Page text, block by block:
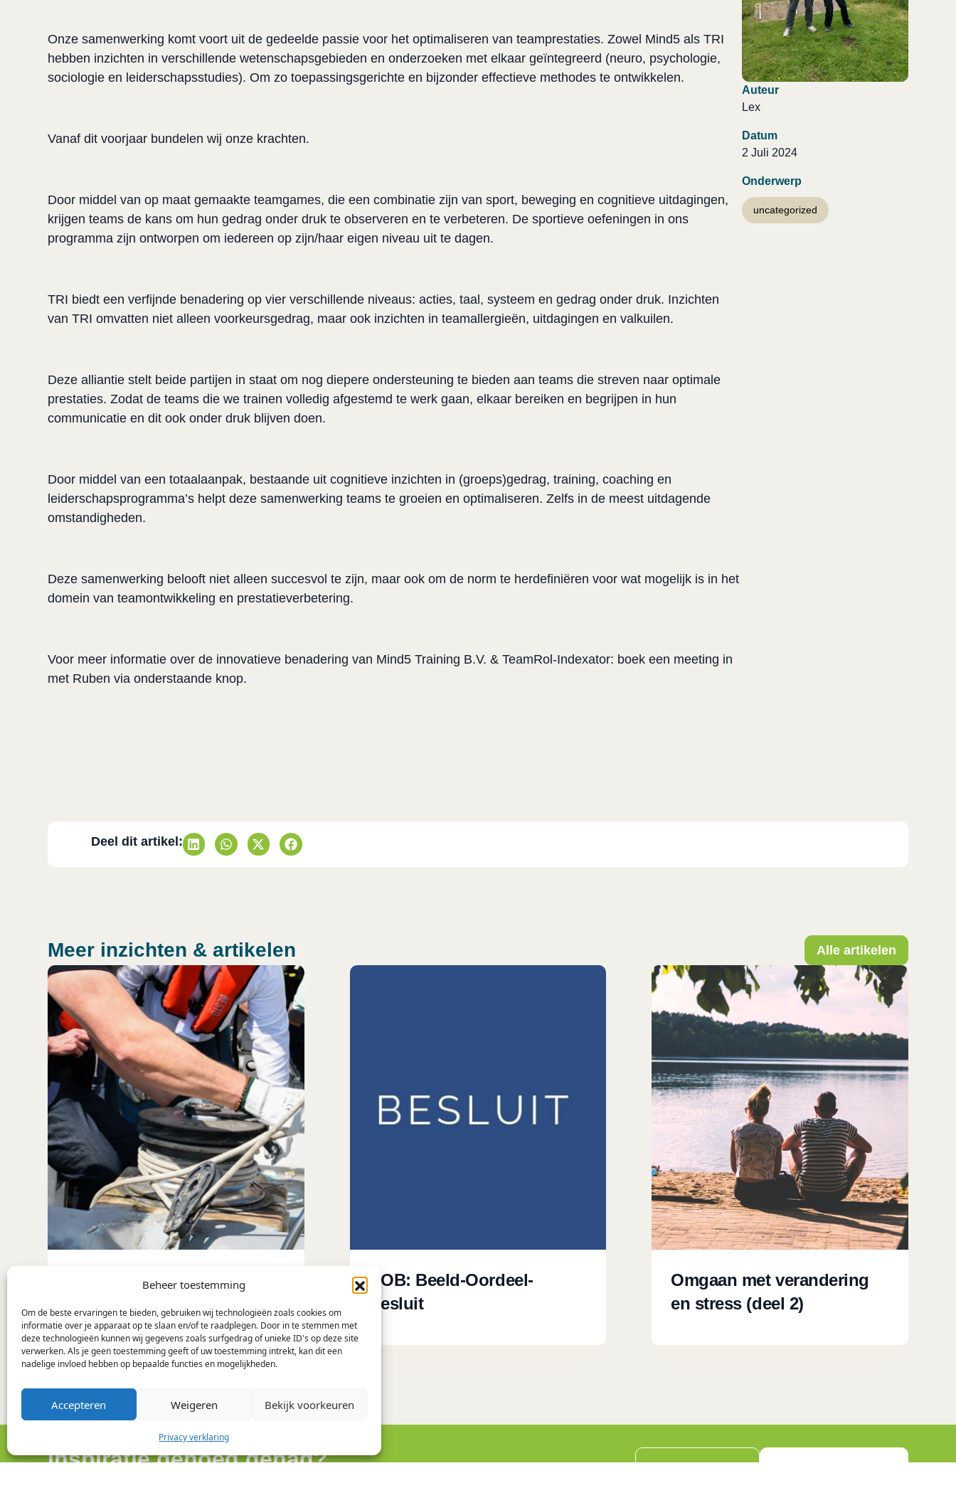
Beheer toestemming
Om de beste ervaringen te bieden, gebruiken wij technologieën zoals cookies om
informatie over je apparaat op te slaan en/of te raadplegen. Door in te stemmen met
deze technologieën kunnen wij gegevens zoals surfgedrag of unieke ID's op deze site
verwerken. Als je geen toestemming geeft of uw toestemming intrekt, kan dit een
nadelige invloed hebben op bepaalde functies en mogelijkheden.
Accepteren Weigeren Bekijk voorkeuren
Privacy verklaring
Onze samenwerking komt voort uit de gedeelde passie voor het optimaliseren van teamprestaties. Zowel Mind5 als TRI
hebben inzichten in verschillende wetenschapsgebieden en onderzoeken met elkaar geïntegreerd (neuro, psychologie,
sociologie en leiderschapsstudies). Om zo toepassingsgerichte en bijzonder effectieve methodes te ontwikkelen.
Vanaf dit voorjaar bundelen wij onze krachten.
Door middel van op maat gemaakte teamgames, die een combinatie zijn van sport, beweging en cognitieve uitdagingen,
krijgen teams de kans om hun gedrag onder druk te observeren en te verbeteren. De sportieve oefeningen in ons
programma zijn ontworpen om iedereen op zijn/haar eigen niveau uit te dagen.
TRI biedt een verfijnde benadering op vier verschillende niveaus: acties, taal, systeem en gedrag onder druk. Inzichten
van TRI omvatten niet alleen voorkeursgedrag, maar ook inzichten in teamallergieën, uitdagingen en valkuilen.
Deze alliantie stelt beide partijen in staat om nog diepere ondersteuning te bieden aan teams die streven naar optimale
prestaties. Zodat de teams die we trainen volledig afgestemd te werk gaan, elkaar bereiken en begrijpen in hun
communicatie en dit ook onder druk blijven doen.
Door middel van een totaalaanpak, bestaande uit cognitieve inzichten in (groeps)gedrag, training, coaching en
leiderschapsprogramma’s helpt deze samenwerking teams te groeien en optimaliseren. Zelfs in de meest uitdagende
omstandigheden.
Deze samenwerking belooft niet alleen succesvol te zijn, maar ook om de norm te herdefiniëren voor wat mogelijk is in het
domein van teamontwikkeling en prestatieverbetering.
Voor meer informatie over de innovatieve benadering van Mind5 Training B.V. & TeamRol-Indexator: boek een meeting in
met Ruben via onderstaande knop.
Auteur
Lex
Datum
2 Juli 2024
Onderwerp
uncategorized
Deel dit artikel:
Meer inzichten & artikelen Alle artikelen
Wat is samenwerking?
BOB: Beeld-Oordeel-
Besluit
Omgaan met verandering
en stress (deel 2)
Inspiratie genoeg gehad?